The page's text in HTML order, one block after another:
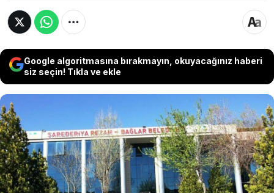
Google algoritmasına bırakmayın, okuyacağınız haberi
siz seçin! Tıkla ve ekle
Bağlar Belediyesi’nin AKP’li başkan, başkan
yardımcısı ve imar müdürünün yargılandığı
davanın iddianamesinde sanıkların rüşveti
35 binden, 50 bin liraya yükselttikleri yer